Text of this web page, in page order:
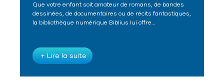
Que votre enfant soit amateur de romans, de bandes
dessinées, de documentaires ou de récits fantastiques,
la bibliothèque numérique Biblius lui offre…
+ Lire la suite